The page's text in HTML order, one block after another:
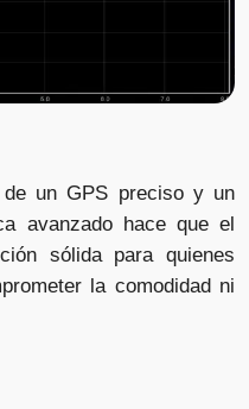
un GPS preciso y un
avanzado hace que el
sólida para quienes
la comodidad ni